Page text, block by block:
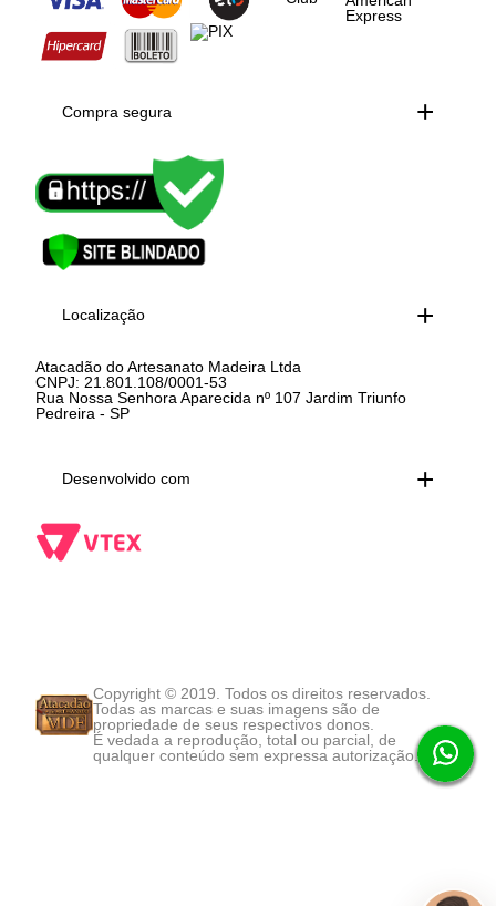
Compra segura
Localização
Atacadão do Artesanato Madeira Ltda
CNPJ: 21.801.108/0001-53
Rua Nossa Senhora Aparecida nº 107 Jardim Triunfo
Pedreira - SP
Desenvolvido com
Copyright © 2019. Todos os direitos reservados.
Todas as marcas e suas imagens são de
propriedade de seus respectivos donos.
É vedada a reprodução, total ou parcial, de
qualquer conteúdo sem expressa autorização.